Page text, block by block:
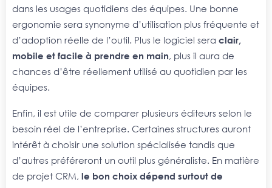
dans les usages quotidiens des équipes. Une bonne
ergonomie sera synonyme d’utilisation plus fréquente et
d’adoption réelle de l’outil. Plus le logiciel sera clair,
mobile et facile à prendre en main , plus il aura de
chances d’être réellement utilisé au quotidien par les
équipes.
Enfin, il est utile de comparer plusieurs éditeurs selon le
besoin réel de l’entreprise. Certaines structures auront
intérêt à choisir une solution spécialisée tandis que
d’autres préféreront un outil plus généraliste. En matière
de projet CRM, le bon choix dépend surtout de